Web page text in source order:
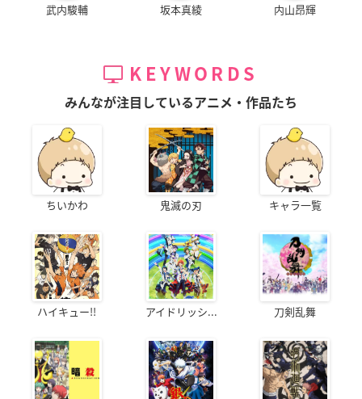
武内駿輔 坂本真綾 内山昂輝
KEYWORDS
みんなが注目しているアニメ・作品たち
ちいかわ 鬼滅の刃 キャラ一覧
ハイキュー!! アイドリッシ... 刀剣乱舞